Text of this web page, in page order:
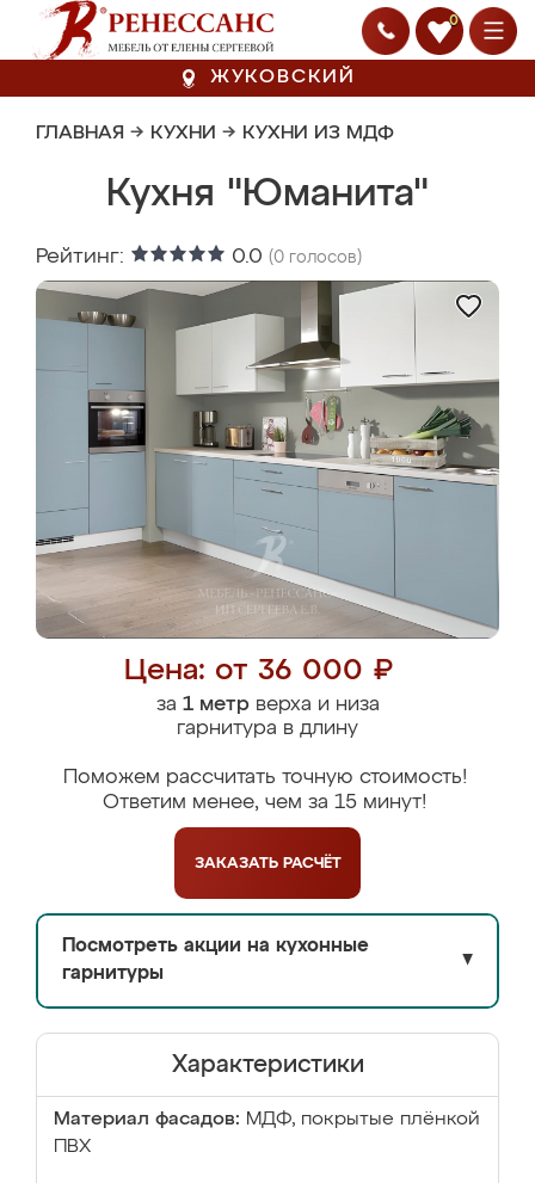
0
ЖУКОВСКИЙ
ГЛАВНАЯ → КУХНИ → КУХНИ ИЗ МДФ
Кухня "Юманита"
Рейтинг: 0.0 (0 голосов)
Цена: от 36 000 ₽
за 1 метрверха и низа
гарнитура в длину
Поможем рассчитать точную стоимость!
Ответим менее, чем за 15 минут!
ЗАКАЗАТЬ РАСЧЁТ
Посмотреть акции на кухонные
гарнитуры
▼
Характеристики
Материал фасадов: МДФ, покрытые плёнкой
ПВХ